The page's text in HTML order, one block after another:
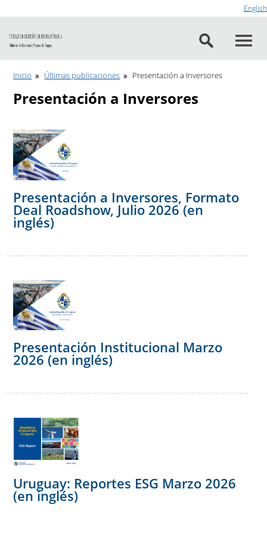
English
Inicio Últimas publicaciones Presentación a Inversores
Presentación a Inversores
Presentación a Inversores, Formato
Deal Roadshow, Julio 2026 (en
inglés)
Presentación Institucional Marzo
2026 (en inglés)
Uruguay: Reportes ESG Marzo 2026
(en inglés)